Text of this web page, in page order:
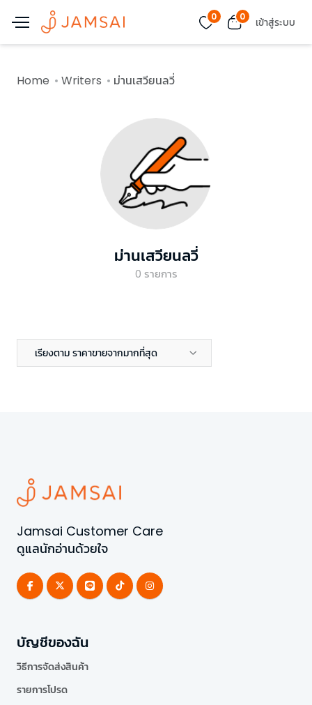
0 0 เข้าสู่ระบบ
Home Writers ม่านเสวียนลวี่
ม่านเสวียนลวี่
0 รายการ
เรียงตาม ราคาขายจากมากที่สุด
Jamsai Customer Care
ดูแลนักอ่านด้วยใจ
บัญชีของฉัน
วิธีการจัดส่งสินค้า
รายการโปรด